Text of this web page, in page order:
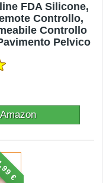
FDA Silicone,
Controllo,
Controllo
Pelvico
€